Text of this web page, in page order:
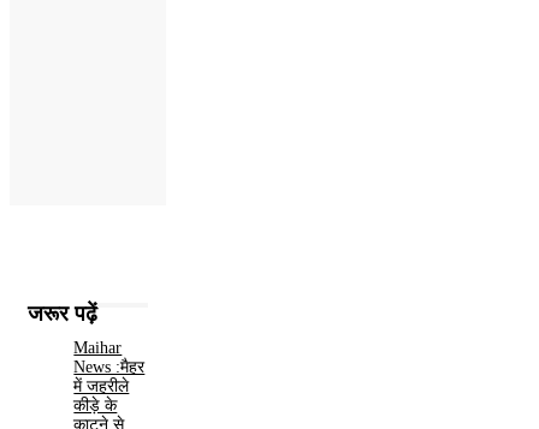
जरूर पढ़ें
Maihar
News :मैहर
में जहरीले
कीड़े के
काटने से